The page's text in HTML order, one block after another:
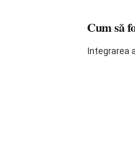
Cum să
Integrarea